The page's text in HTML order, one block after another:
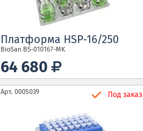
Платформа HSP-16/250
BioSan BS-010167-MK
64 680
Арт. 0005039 Под заказ